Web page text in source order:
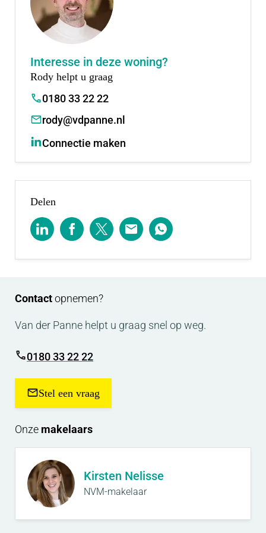
straks uit ongeveer 550 nieuwbouwwoningen,
waarvan de eerste vier fasen al zijn opgeleverd én
Interesse in deze woning?
Rody helpt u graag
0180 33 22 22
rody@vdpanne.nl
Connectie maken
Delen
Contactopnemen?
Van der Panne helpt u graag snel op weg.
0180 33 22 22
Stel een vraag
Onze makelaars
Kirsten Nelisse
NVM-makelaar